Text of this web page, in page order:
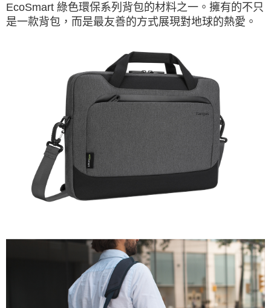
EcoSmart 綠色環保系列背包的材料之一。擁有的不只
是一款背包，而是最友善的方式展現對地球的熱愛。